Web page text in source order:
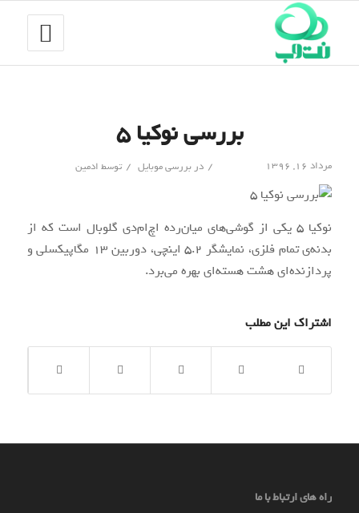
بررسی نوکیا ۵
مرداد ۱۶, ۱۳۹۶ / دربررسی موبایل / توسط ادمین
نوکیا ۵ یکی از گوشی‌های میان‌رده اچ‌ام‌دی گلوبال است که از
بدنه‌ی تمام فلزی، نمایشگر ۵.۲ اینچی، دوربین ۱۳ مگاپیکسلی و
پردازنده‌ای هشت هسته‌ای بهره می‌برد.
اشتراک این مطلب
راه های ارتباط با ما